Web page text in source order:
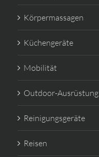
Körpermassagen
Küchengeräte
Mobilität
Outdoor-Ausrüstung
Reinigungsgeräte
Reisen